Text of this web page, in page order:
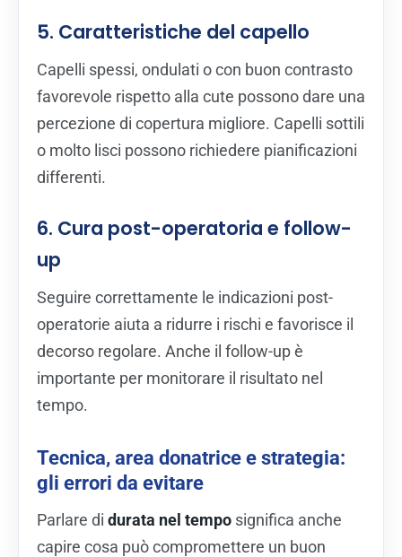
5. Caratteristiche del capello
Capelli spessi, ondulati o con buon contrasto
favorevole rispetto alla cute possono dare una
percezione di copertura migliore. Capelli sottili
o molto lisci possono richiedere pianificazioni
differenti.
6. Cura post-operatoria e follow-
up
Seguire correttamente le indicazioni post-
operatorie aiuta a ridurre i rischi e favorisce il
decorso regolare. Anche il follow-up è
importante per monitorare il risultato nel
tempo.
Tecnica, area donatrice e strategia:
gli errori da evitare
Parlare di durata nel tempo significa anche
capire cosa può compromettere un buon